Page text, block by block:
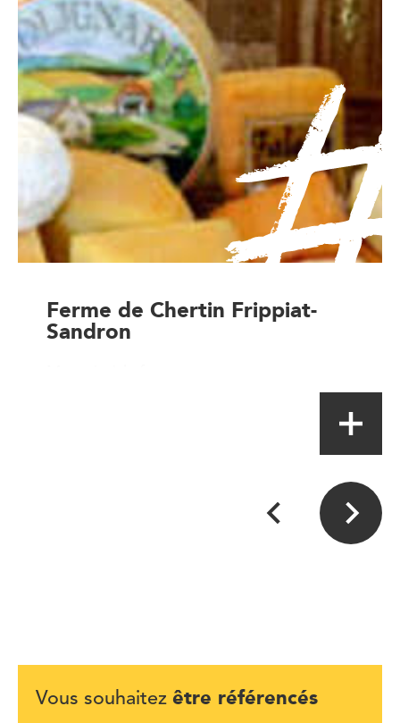
Ferme de Chertin Frippiat-
Sandron
Vous souhaitez être référencés